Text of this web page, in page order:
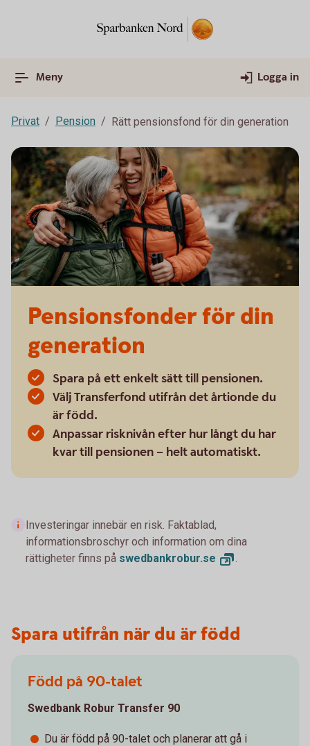
Meny Logga in
Privat Pension Rätt pensionsfond för din generation
Pensionsfonder för din
generation
Spara på ett enkelt sätt till pensionen.
Välj Transferfond utifrån det årtionde du
är född.
Anpassar risknivån efter hur långt du har
kvar till pensionen – helt automatiskt.
Investeringar innebär en risk. Faktablad,
informationsbroschyr och information om dina
rättigheter finns på swedbankrobur.se .
Spara utifrån när du är född
Född på 90-talet
Swedbank Robur Transfer 90
Du är född på 90-talet och planerar att gå i